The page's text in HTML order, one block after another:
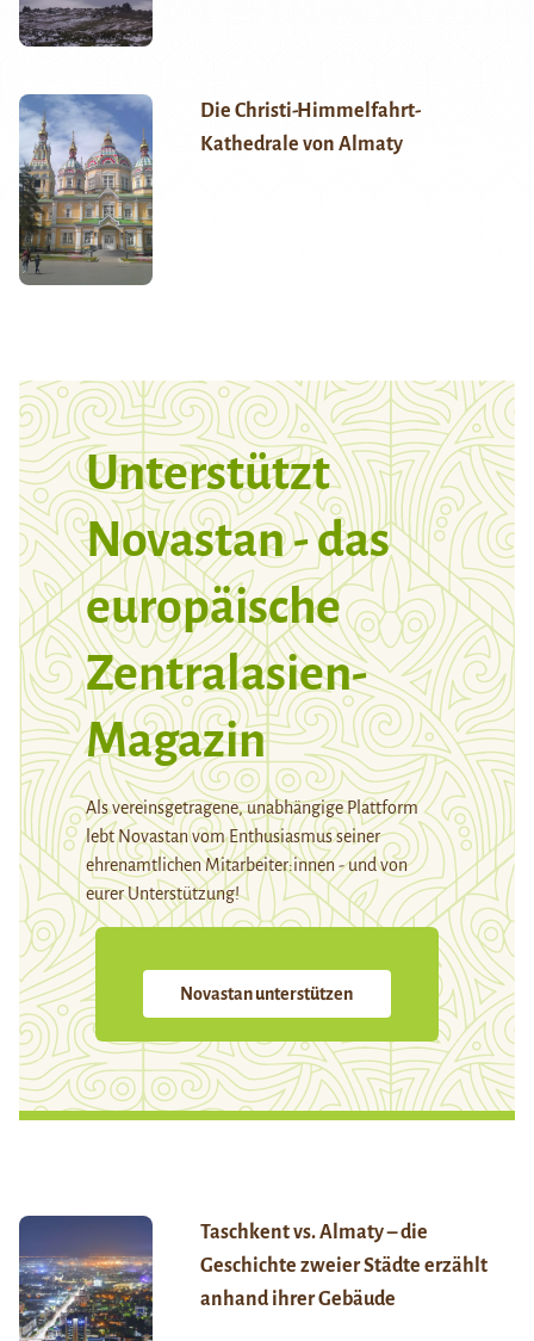
Die Christi-Himmelfahrt-
Kathedrale von Almaty
Unterstützt
Novastan - das
europäische
Zentralasien-
Magazin
Als vereinsgetragene, unabhängige Plattform
lebt Novastan vom Enthusiasmus seiner
ehrenamtlichen Mitarbeiter:innen - und von
eurer Unterstützung!
Novastan unterstützen
Taschkent vs. Almaty – die
Geschichte zweier Städte erzählt
anhand ihrer Gebäude